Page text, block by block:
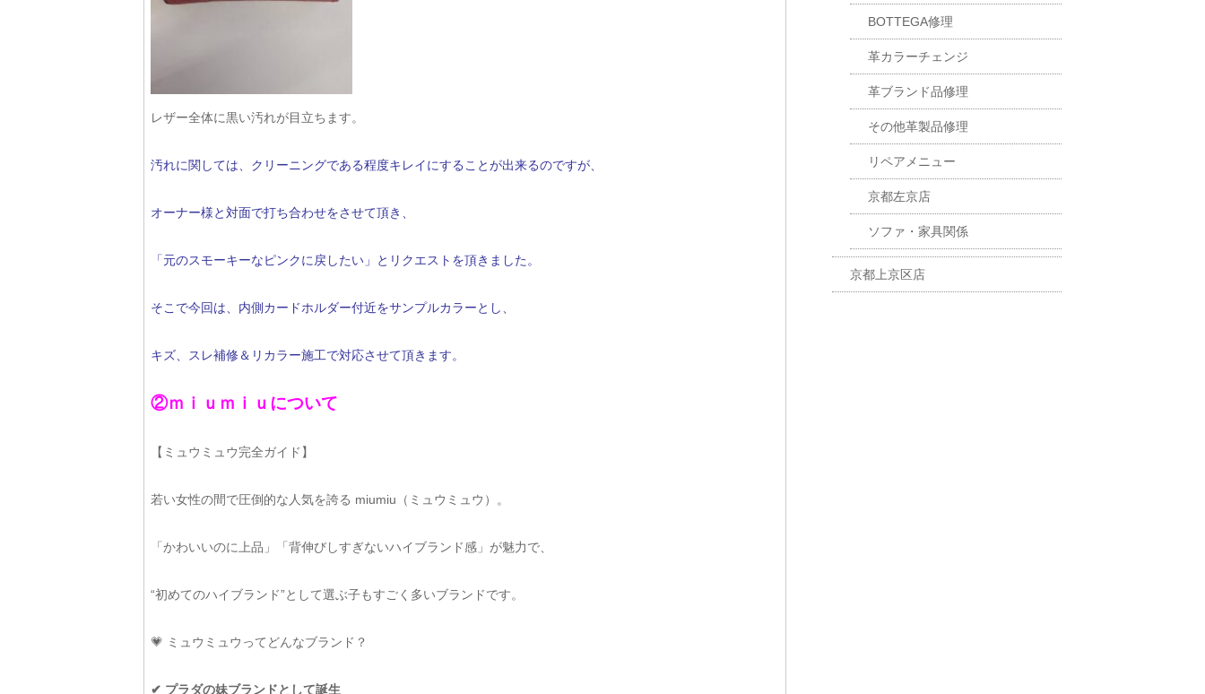
レザー全体に黒い汚れが目立ちます。
汚れに関しては、クリーニングである程度キレイにすることが出来るのですが、
オーナー様と対面で打ち合わせをさせて頂き、
「元のスモーキーなピンクに戻したい」とリクエストを頂きました。
そこで今回は、内側カードホルダー付近をサンプルカラーとし、
キズ、スレ補修＆リカラー施工で対応させて頂きます。
②ｍｉｕｍｉｕについて
【ミュウミュウ完全ガイド】
若い女性の間で圧倒的な人気を誇る miumiu（ミュウミュウ）。
「かわいいのに上品」「背伸びしすぎないハイブランド感」が魅力で、
“初めてのハイブランド”として選ぶ子もすごく多いブランドです。
💗 ミュウミュウってどんなブランド？
✔ プラダの妹ブランドとして誕生
BOTTEGA修理
革カラーチェンジ
革ブランド品修理
その他革製品修理
リペアメニュー
京都左京店
ソファ・家具関係
京都上京区店